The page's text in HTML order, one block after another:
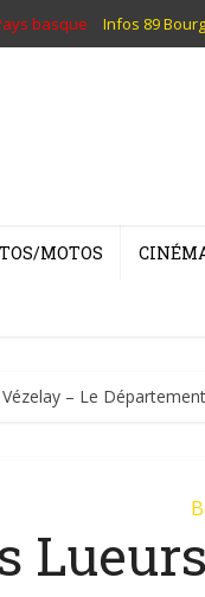
basque Infos 89
MOTOS
– Le